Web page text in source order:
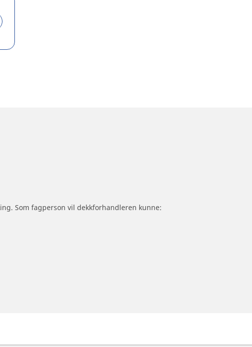
Som fagperson vil dekkforhandleren kunne: